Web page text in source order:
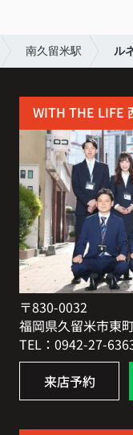
南久留米駅 ル
WITH THE LIFE
〒830-0032
福岡県久留米市東
TEL：0942-27-
来店予約